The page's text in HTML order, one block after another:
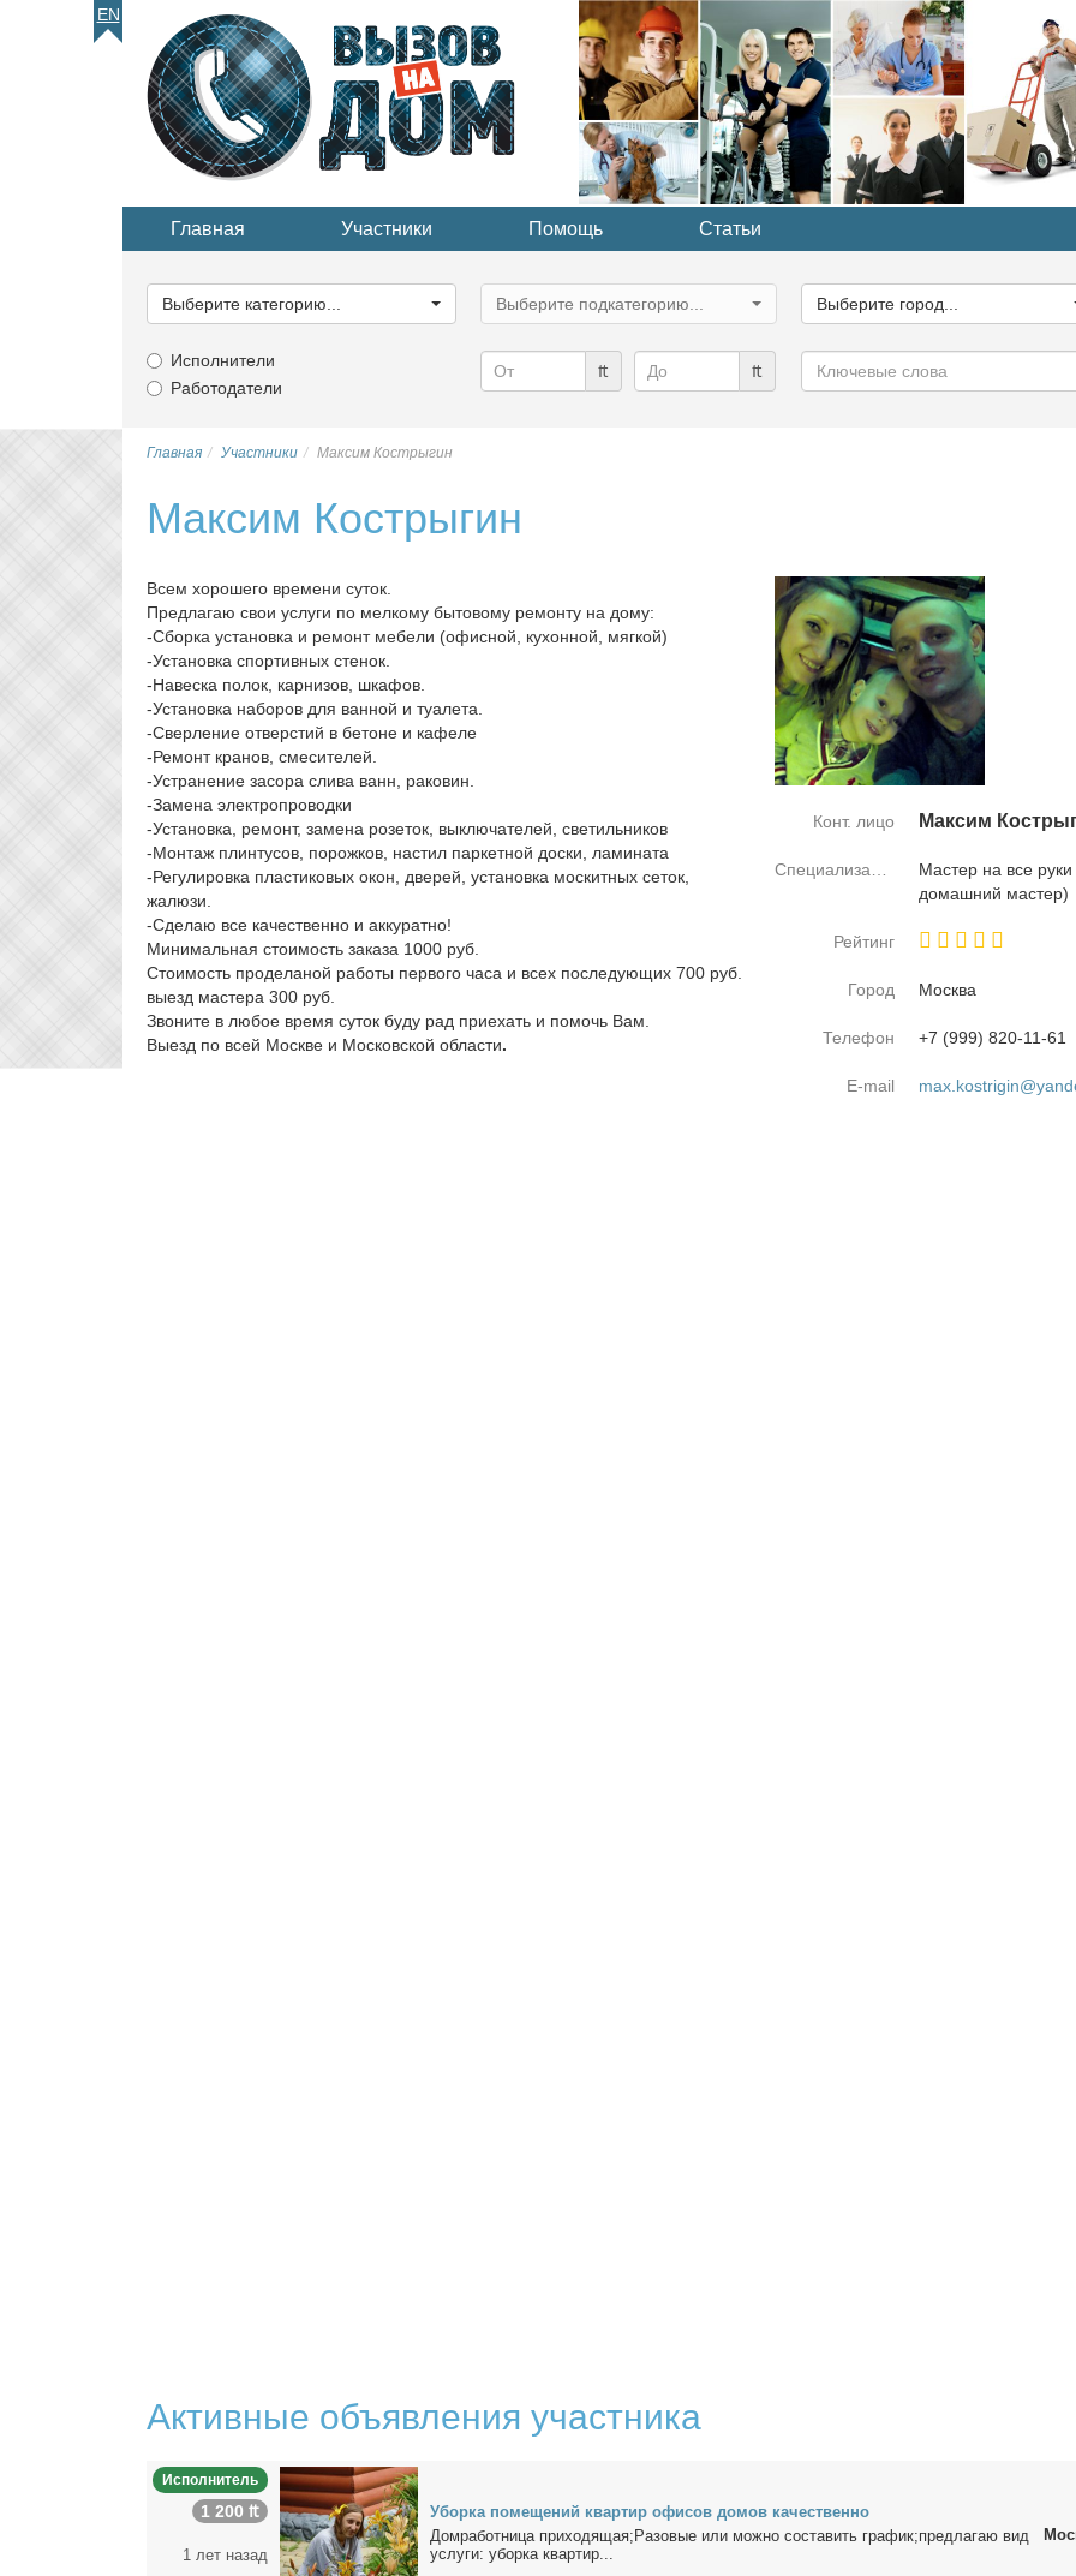
EN
Главная Участники Помощь Статьи
категорию...
Выберите категорию...
категорию...
Выберите подкатегорию...
город...
Выберите город...
Исполнители
Работодатели
₶ ₶
Ключевые
слова
Главная Участники Максим Кострыгин
Максим Кострыгин
Всем хорошего времени суток.
Предлагаю свои услуги по мелкому бытовому ремонту на дому:
-Сборка установка и ремонт мебели (офисной, кухонной, мягкой)
-Установка спортивных стенок.
-Навеска полок, карнизов, шкафов.
-Установка наборов для ванной и туалета.
-Сверление отверстий в бетоне и кафеле
-Ремонт кранов, смесителей.
-Устранение засора слива ванн, раковин.
-Замена электропроводки
-Установка, ремонт, замена розеток, выключателей, светильников
-Монтаж плинтусов, порожков, настил паркетной доски, ламината
-Регулировка пластиковых окон, дверей, установка москитных сеток,
жалюзи.
-Сделаю все качественно и аккуратно!
Минимальная стоимость заказа 1000 руб.
Стоимость проделаной работы первого часа и всех последующих 700 руб.
выезд мастера 300 руб.
Звоните в любое время суток буду рад приехать и помочь Вам.
Выезд по всей Москве и Московской области.
Конт. лицо Мак­сим
Специализация
Ма­стер на все
до­маш­ний ма­стер)
Рейтинг
Город Москва
Телефон +7 (999) 820-11-61
E-mail
Активные объявления участника
Исполнитель
1 200 ₶
1 лет назад
Убор­ка по­ме­ще­ний квар­тир офи­сов до­мов ка­че­ствен­но
Дом­ра­бот­ни­ца при­хо­дя­щая;Ра­зо­вые или мож­но со­ста­вить гра­фик;пред­ла­гаю вид
услу­ги: убор­ка квар­тир...